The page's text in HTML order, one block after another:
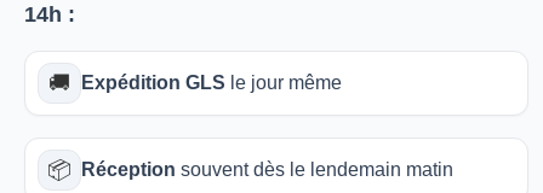
14h :
🚚 Expédition GLS le jour même
📦 Réception souvent dès le lendemain matin